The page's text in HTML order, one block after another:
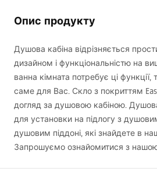
Опис продукту
Душова кабіна відрізняється
дизайном і функціональністю на
ванна кімната потребує ці функції,
саме для Вас. Скло з покриттям
догляд за душовою кабіною.
для установки на підлогу з
душовим піддоні, які знайдете в
Запрошуємо ознайомитися з